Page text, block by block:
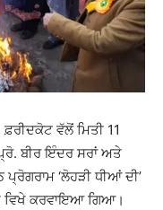
ਵੱਲੋਂ ਮਿਤੀ 11
ਬੀਰ ਇੰਦਰ ਸਰਾਂ ਅਤੇ
‘ਲੋਹੜੀ ਧੀਆਂ ਦੀ’
ਵਿਖੇ ਕਰਵਾਇਆ ਗਿਆ।